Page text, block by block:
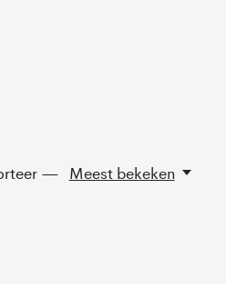
— Meest bekeken